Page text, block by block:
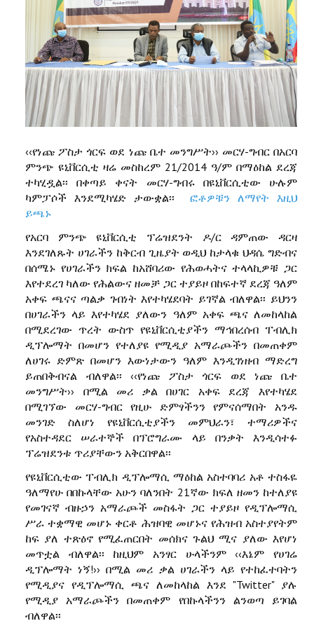
‹‹የነጩ ፖስታ ጎርፍ ወደ ነጩ ቤተ መንግሥት›› መርሃ-ግብር በአርባ
ምንጭ ዩኒቨርሲቲ ዛሬ መስከረም 21/2014 ዓ/ም በማዕከል ደረጃ
ተካሂዷል፡፡ በቀጣይ ቀናት መርሃ-ግብሩ በዩኒቨርሲቲው ሁሉም
ካምፓሶች እንደሚካሄድ ታውቋል፡፡ ፎቶዎቹን ለማየት እዚህ
ይጫኑ
የአርባ ምንጭ ዩኒቨርሲቲ ፕሬዝደንት ዶ/ር ዳምጠው ዳርዛ
እንደገለጹት ሀገራችን ከቅርብ ጊዜያት ወዲህ ከታላቁ ህዳሴ ግድብና
በሰሜኑ የሀገራችን ክፍል ከአሸባሪው የሕወሓትና ተላላኪዎቹ ጋር
እየተደረገ ካለው የሕልውና ዘመቻ ጋር ተያይዞ በከፍተኛ ደረጃ ዓለም
አቀፍ ጫናና ጣልቃ ገብነት እየተካሄደባት ይገኛል ብለዋል፡፡ ይህንን
በሀገራችን ላይ እየተካሄደ ያለውን ዓለም አቀፍ ጫና ለመከላከል
በሚደረገው ጥረት ውስጥ የዩኒቨርሲቲያችን ማኅበረሰብ ፐብሊክ
ዲፕሎማት በመሆን የተለያዩ የሚዲያ አማራጮችን በመጠቀም
ለሀገሩ ድምጽ በመሆን እውነታውን ዓለም እንዲገነዘብ ማድረግ
ይጠበቅብናል ብለዋል፡፡ ‹‹የነጩ ፖስታ ጎርፍ ወደ ነጩ ቤተ
መንግሥት›› በሚል መሪ ቃል በሀገር አቀፍ ደረጃ እየተካሄደ
በሚገኘው መርሃ-ግብር የዚሁ ድምፃችንን የምናሰማበት አንዱ
መንገድ ስለሆነ የዩኒቨርሲቲያችን መምህራን፣ ተማሪዎችና
የአስተዳደር ሠራተኞች በፕሮግራሙ ላይ በንቃት እንዲሳተፉ
ፕሬዝደንቱ ጥሪያቸውን አቅርበዋል፡፡
የዩኒቨርሲቲው ፐብሊክ ዲፕሎማሲ ማዕከል አስተባባሪ አቶ ተስፋዬ
ዓለማየሁ በበኩላቸው አሁን ባለንበት 21ኛው ክፍለ ዘመን ከተለያዩ
የመገናኛ ብዙኃን አማራጮች መስፋት ጋር ተያይዞ የዲፕሎማሲ
ሥራ ተቋማዊ መሆኑ ቀርቶ ሕዝባዊ መሆኑና የሕዝብ አስተያየትም
ከፍ ያለ ተጽዕኖ የሚፈጠርበት መሰክና ጉልህ ሚና ያለው እየሆነ
መጥቷል ብለዋል፡፡ ከዚህም አንፃር ሁላችንም ‹‹እኔም የሀገሬ
ዲፕሎማት ነኝ!›› በሚል መሪ ቃል ሀገራችን ላይ የተከፈተባትን
የሚዲያና የዲፕሎማሲ ጫና ለመከላከል እንደ "Twitter" ያሉ
የሚዲያ አማራጮችን በመጠቀም የበኩላችንን ልንወጣ ይገባል
ብለዋል፡፡